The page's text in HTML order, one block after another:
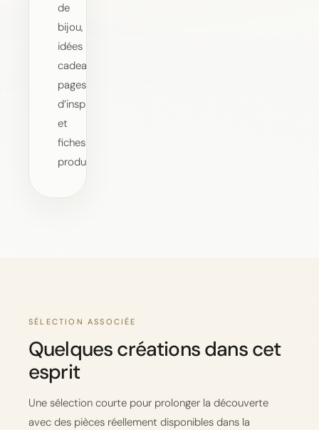
de
bijou,
idées
cadeaux,
pages
d’inspiration
et
fiches
produit.
SÉLECTION ASSOCIÉE
Quelques créations dans cet
esprit
Une sélection courte pour prolonger la découverte
avec des pièces réellement disponibles dans la